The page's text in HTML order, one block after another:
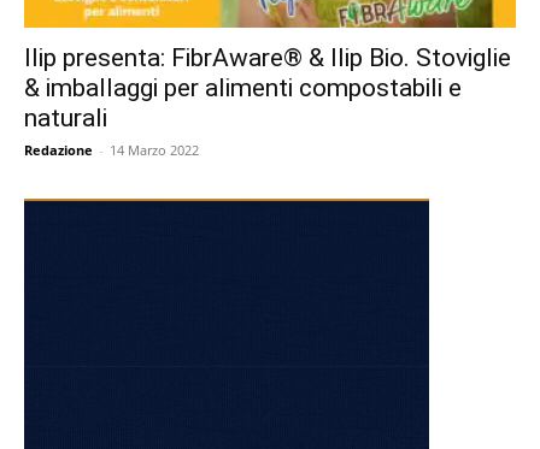
Ilip presenta: FibrAware® & Ilip Bio. Stoviglie
& imballaggi per alimenti compostabili e
naturali
Redazione - 14 Marzo 2022